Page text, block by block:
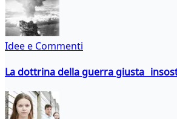
Idee e Commenti
La dottrina della guerra giusta